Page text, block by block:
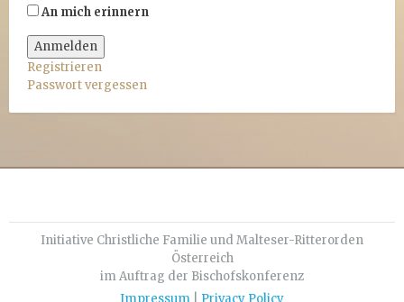
An mich erinnern
Anmelden
Registrieren
Passwort vergessen
Initiative Christliche Familie und Malteser-Ritterorden
Österreich
im Auftrag der Bischofskonferenz
Impressum
Privacy Policy